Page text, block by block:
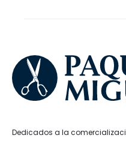
Dedicados a la